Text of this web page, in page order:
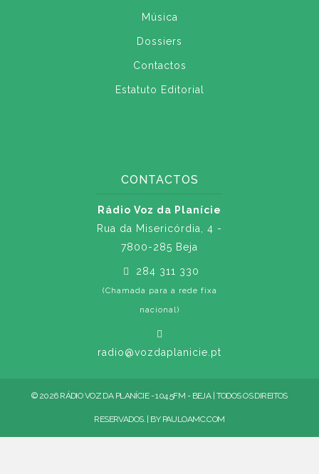
Música
Dossiers
Contactos
Estatuto Editorial
CONTACTOS
Rádio Voz da Planície
Rua da Misericórdia, 4 -
7800-285 Beja
284 311 330
(Chamada para a rede fixa
nacional)
radio@vozdaplanicie.pt
© 2026 RÁDIO VOZ DA PLANÍCIE - 104.5FM - BEJA | TODOS OS DIREITOS
RESERVADOS. | BY PAULOAMC.COM